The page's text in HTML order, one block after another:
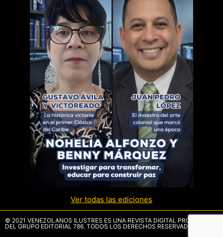
Ver todas las ediciones
© 2021 VENEZOLANOS ILUSTRES ES UNA REVISTA DIGITAL PROPIEDAD
DEL GRUPO EDITORIAL 786. TODOS LOS DERECHOS RESERVADOS.